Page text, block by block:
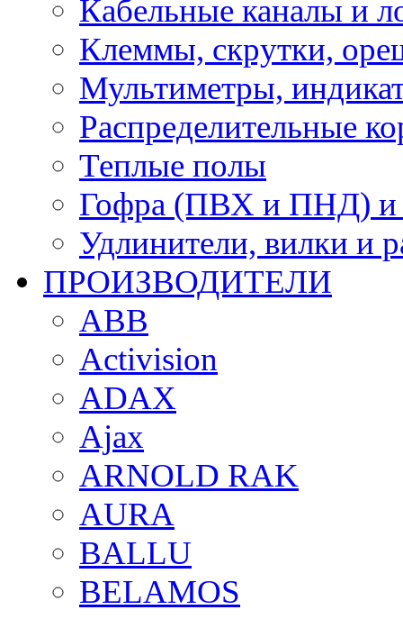
Кабельные каналы и
Клеммы, скрутки,
Мультиметры,
Распределительные
Теплые полы
Гофра (ПВХ и ПНД) и
Удлинители, вилки и
ПРОИЗВОДИТЕЛИ
ABB
Activision
ADAX
Ajax
ARNOLD RAK
AURA
BALLU
BELAMOS